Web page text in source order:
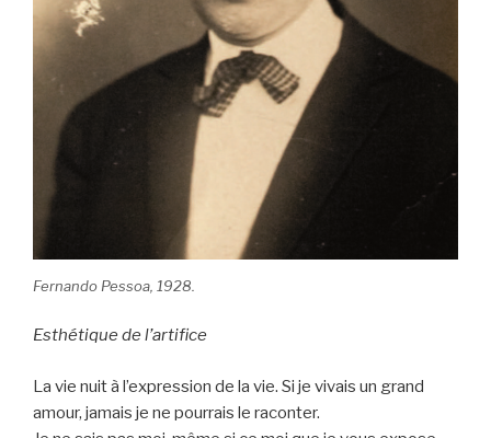
Fernando Pessoa, 1928.
Esthétique de l’artifice
La vie nuit à l’expression de la vie. Si je vivais un grand
amour, jamais je ne pourrais le raconter.